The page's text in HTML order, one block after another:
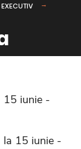
15 iunie -
la 15 iunie -